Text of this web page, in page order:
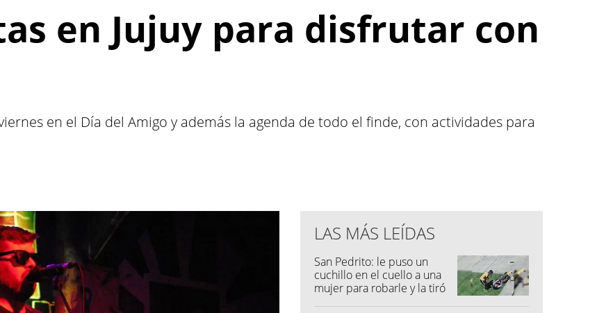
en Jujuy para disfrutar con
en el Día del Amigo y además la agenda de todo el finde, con actividades para
LAS MÁS LEÍDAS
San Pedrito: le puso un
cuchillo en el cuello a una
mujer para robarle y la tiró